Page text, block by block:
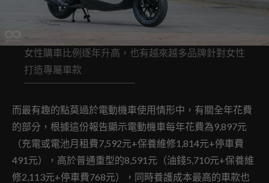
女性購車比例逐年升高，也有越來越多品牌針對女性
打造專屬車款
而最有趣的點莫過於電動機車使用情形中，有關全年花費
的部分，根據這份報告顯示電動機車每年花費為9,897元
（充電或電池月租費7,592元+保養維修1,814元+停車費
491元），高於普通重型的8,591元（油錢5,710元+保養維
修2,113元+停車費768元），同時養護成本最高的車款也